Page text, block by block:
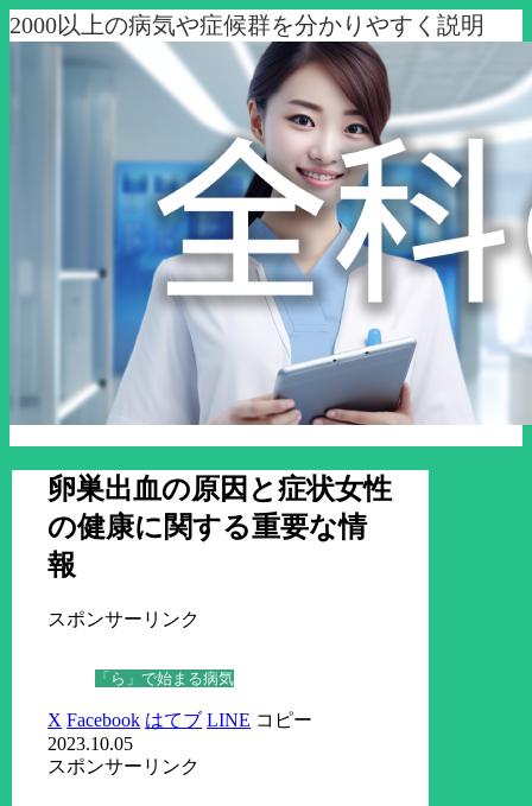
2000以上の病気や症候群を分かりやすく説明
卵巣出血の原因と症状女性
の健康に関する重要な情
報
スポンサーリンク
「ら」で始まる病気
X Facebook はてブ LINE コピー
2023.10.05
スポンサーリンク